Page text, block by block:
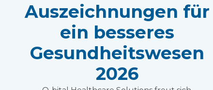
Auszeichnungen für
ein besseres
Gesundheitswesen
2026